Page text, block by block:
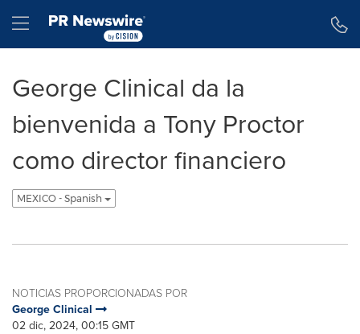
Hamburger menu
George Clinical da la
bienvenida a Tony Proctor
como director financiero
MEXICO - Spanish
NOTICIAS PROPORCIONADAS POR
George Clinical
02 dic, 2024, 00:15 GMT